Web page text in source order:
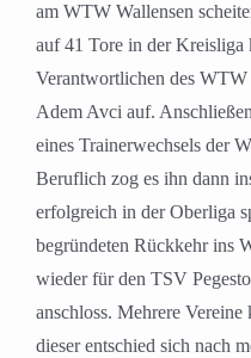
am WTW Wallensen
auf 41 Tore in der Kreisliga
Verantwortlichen des WTW
Adem Avci auf.
eines Trainerwechsels der
Beruflich zog es ihn dann
erfolgreich in der Oberliga
begründeten Rückkehr ins
wieder für den TSV
anschloss. Mehrere
dieser entschied sich nach